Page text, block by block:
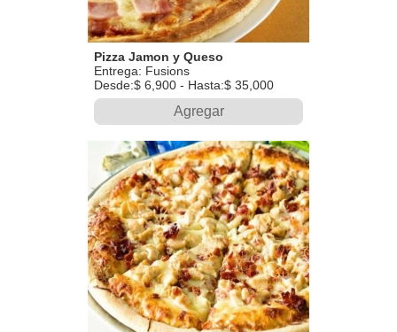
Pizza Jamon y Queso
Entrega: Fusions
Desde:$ 6,900 - Hasta:$ 35,000
Agregar